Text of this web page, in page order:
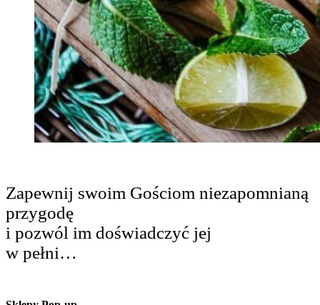
Zapewnij swoim Gościom niezapomnianą
przygodę
i pozwól im doświadczyć jej
w pełni…